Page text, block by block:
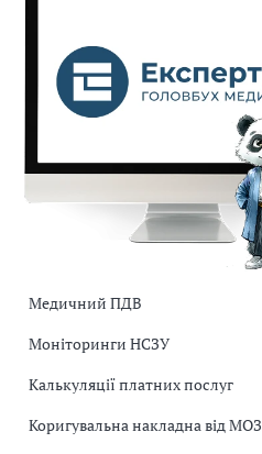
Медичний ПДВ
Моніторинги НСЗУ
Калькуляції платних послуг
Коригувальна накладна від МОЗ